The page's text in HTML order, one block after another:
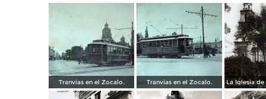
Tranvias en el Zocalo. Tranvias en el Zocalo.